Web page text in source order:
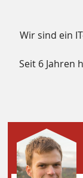
Wir sind ein
Seit 6 Jahren